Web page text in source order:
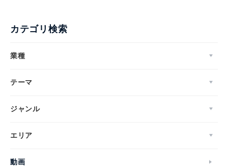
カテゴリ検索
業種
テーマ
ジャンル
エリア
動画